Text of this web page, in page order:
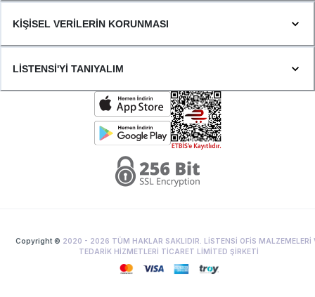
KİŞİSEL VERİLERİN KORUNMASI
LİSTENSİ'Yİ TANIYALIM
Copyright © 2020 - 2026 TÜM HAKLAR SAKLIDIR. LİSTENSİ OFİS MALZEMELERİ
TEDARİK HİZMETLERİ TİCARET LİMİTED ŞİRKETİ